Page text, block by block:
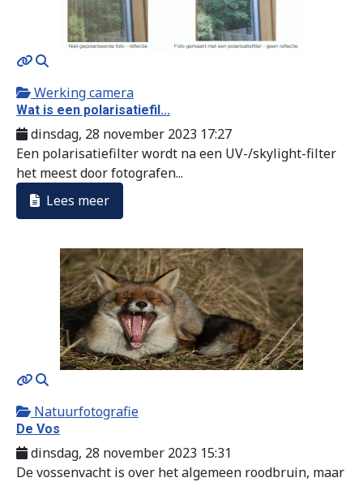
MOD_JTCS_VIEW_ARTICLE_LINK
Werking camera
Wat is een polarisatiefil...
dinsdag, 28 november 2023 17:27
Een polarisatiefilter wordt na een UV-/skylight-filter
het meest door fotografen...
Lees meer
MOD_JTCS_VIEW_ARTICLE_LINK
Natuurfotografie
De Vos
dinsdag, 28 november 2023 15:31
De vossenvacht is over het algemeen roodbruin, maar